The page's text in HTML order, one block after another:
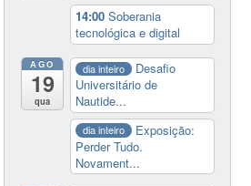
14:00Soberania
tecnológica e digital
AGO
19
qua
dia inteiro
Desafio
Universitário de
Nautide...
dia inteiro
Exposição:
Perder Tudo.
Novament...